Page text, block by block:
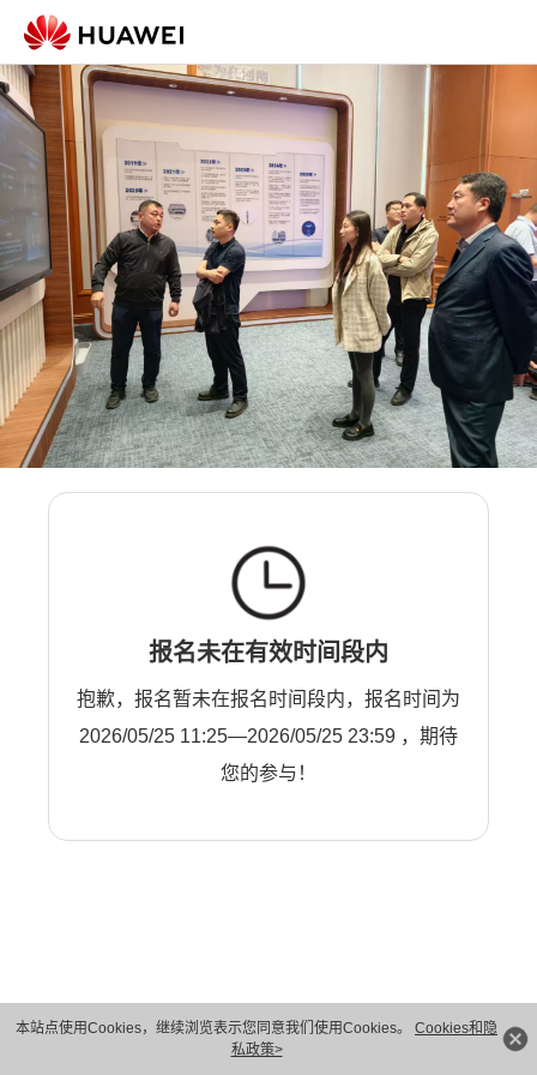
本站点使用Cookies，继续浏览表示您同意我们使用Cookies。 Cookies和隐
私政策>
报名未在有效时间段内
抱歉，报名暂未在报名时间段内，报名时间为
2026/05/25 11:25—2026/05/25 23:59 ，期待
您的参与！
版权所有 © 华为技术有限公司 1998-2026。 保留一切权利。粤A2-20044005号
隐私保护
法律声明